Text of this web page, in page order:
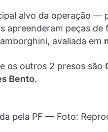
alvo da operação —
apreenderam peças de
avaliada em
os outros 2 presos são
Bento.
pela PF — Foto: